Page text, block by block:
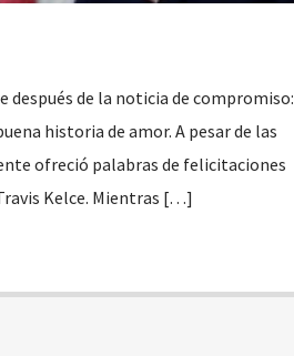
después de la noticia de compromiso:
historia de amor. A pesar de las
ofreció palabras de felicitaciones
Kelce. Mientras […]